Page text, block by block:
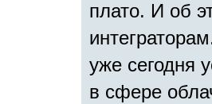
плато. И об
уже сегодня
в сфере